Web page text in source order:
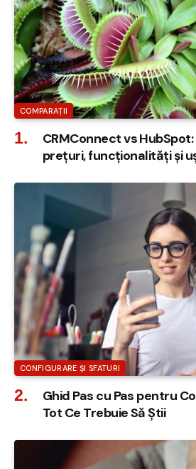
COMPARAȚII
CRMConnect vs
prețuri, funcționalități și
CONFIGURARE ȘI SFATURI
Ghid Pas cu Pas pentru
Tot Ce Trebuie Să Știi